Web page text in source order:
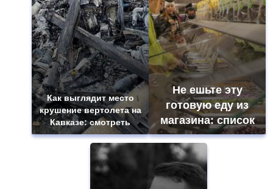
Как выглядит место
крушение вертолета на
Кавказе: смотреть
Не ешьте эту
готовую еду из
магазина: список